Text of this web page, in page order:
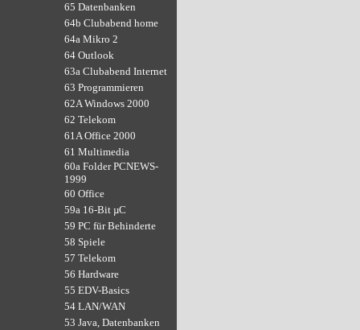
65 Datenbanken
64b Clubabend home
64a Mikro 2
64 Outlook
63a Clubabend Internet
63 Programmieren
62A Windows 2000
62 Telekom
61A Office 2000
61 Multimedia
60a Folder PCNEWS-
1999
60 Office
59a 16-Bit µC
59 PC für Behinderte
58 Spiele
57 Telekom
56 Hardware
55 EDV-Basics
54 LAN/WAN
53 Java, Datenbanken